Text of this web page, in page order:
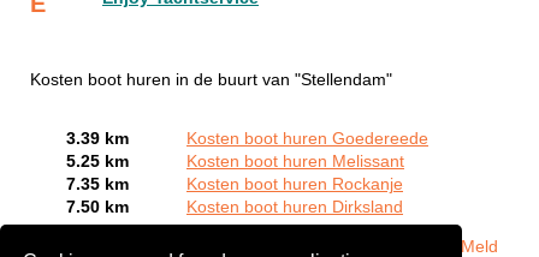
Kosten boot huren in de buurt van "Stellendam"
3.39 km
Kosten boot huren Goedereede
5.25 km
Kosten boot huren Melissant
7.35 km
Kosten boot huren Rockanje
7.50 km
Kosten boot huren Dirksland
Meld